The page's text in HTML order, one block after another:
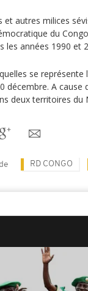
autres milices
du
les années 1990 et
se
décembre. A cause
deux territoires du
RD CONGO